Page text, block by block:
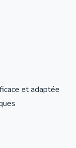
et adaptée